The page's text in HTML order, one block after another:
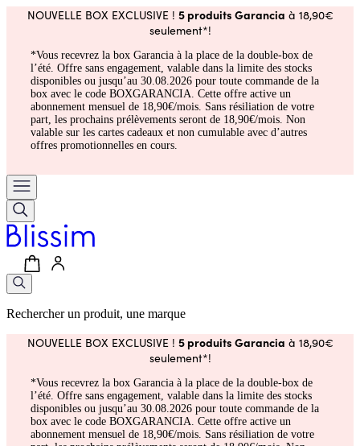
NOUVELLE BOX EXCLUSIVE ! 5 produits Garancia à 18,90€
seulement*!
*Vous recevrez la box Garancia à la place de la double-box de
l’été. Offre sans engagement, valable dans la limite des stocks
disponibles ou jusqu’au 30.08.2026 pour toute commande de la
box avec le code BOXGARANCIA. Cette offre active un
abonnement mensuel de 18,90€/mois. Sans résiliation de votre
part, les prochains prélèvements seront de 18,90€/mois. Non
valable sur les cartes cadeaux et non cumulable avec d’autres
offres promotionnelles en cours.
Rechercher un produit, une marque
NOUVELLE BOX EXCLUSIVE ! 5 produits Garancia à 18,90€
seulement*!
*Vous recevrez la box Garancia à la place de la double-box de
l’été. Offre sans engagement, valable dans la limite des stocks
disponibles ou jusqu’au 30.08.2026 pour toute commande de la
box avec le code BOXGARANCIA. Cette offre active un
abonnement mensuel de 18,90€/mois. Sans résiliation de votre